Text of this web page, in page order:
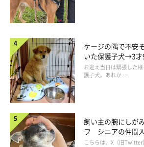
んの様子を見ながら行動することが増えて
さんになった」と感じる瞬間があるのだそ
ケージの隅で不安
いた保護子犬→3
服し頼もしいコに
お迎え当日は緊張した
護子犬。あれか …
飼い主の腕にしが
ワ シニアの仲間
かな暮らしが続い
こちらは、X（旧